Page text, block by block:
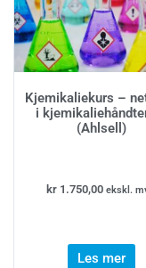
Kjemikaliekurs –
i
(Ahlsell)
kr1.750,00 ekskl.
Les mer